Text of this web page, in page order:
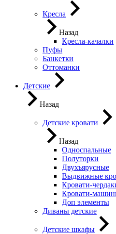
Кресла
Назад
Кресла-качалки
Пуфы
Банкетки
Оттоманки
Детские
Назад
Детские кровати
Назад
Односпальные
Полуторки
Двухъярусные
Выдвижные
Кровати-
Кровати-
Доп элементы
Диваны детские
Детские шкафы